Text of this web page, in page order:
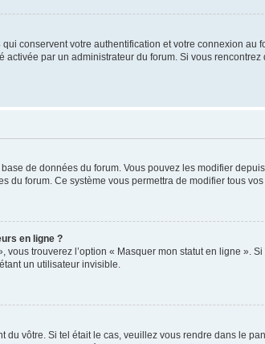
conservent votre authentification et votre connexion au
par un administrateur du forum. Si vous
de données du forum. Vous pouvez les modifier
forum. Ce système vous permettra de modifier tous
en ligne ?
trouverez l’option « Masquer mon statut en ligne ».
un utilisateur invisible.
vôtre. Si tel était le cas, veuillez vous rendre dans le